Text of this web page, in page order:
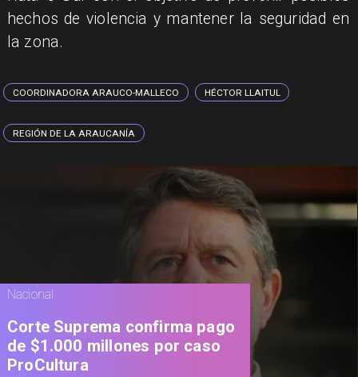
hechos de violencia y mantener la seguridad en
la zona.
COORDINADORA ARAUCO-MALLECO HÉCTOR LLAITUL
REGIÓN DE LA ARAUCANÍA
Nacional
Corte Suprema confirma pago
de $1.000 millones por caso
ProCultura